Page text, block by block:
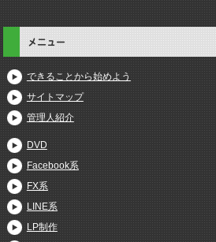
メニュー
できることから始めよう
サイトマップ
管理人紹介
DVD
Facebook系
FX系
LINE系
LP制作